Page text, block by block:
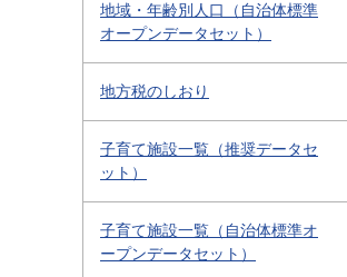
地域・年齢別人口（自治体標準
オープンデータセット）
地方税のしおり
子育て施設一覧（推奨データセ
ット）
子育て施設一覧（自治体標準オ
ープンデータセット）